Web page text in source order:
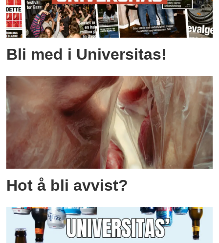
Bli med i Universitas!
Hot å bli avvist?